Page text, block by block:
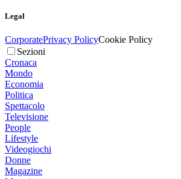
Legal
CorporatePrivacy PolicyCookie Policy
Sezioni
Cronaca
Mondo
Economia
Politica
Spettacolo
Televisione
People
Lifestyle
Videogiochi
Donne
Magazine